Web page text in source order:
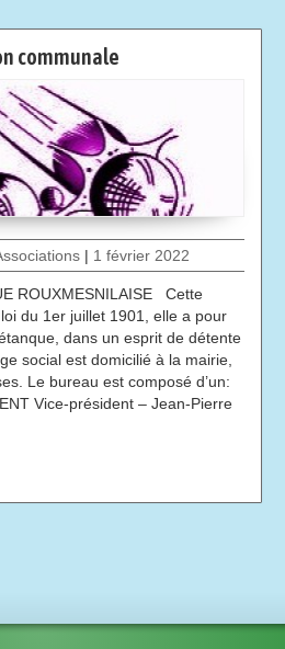
communale
| 1 février 2022
ROUXMESNILAISE Cette
du 1er juillet 1901, elle a pour
dans un esprit de détente
social est domicilié à la mairie,
Le bureau est composé d’un:
Vice-président – Jean-Pierre